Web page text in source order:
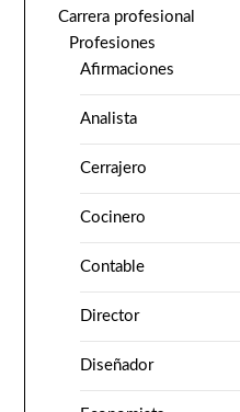
Carrera profesional
Profesiones
Afirmaciones
Analista
Cerrajero
Cocinero
Contable
Director
Diseñador